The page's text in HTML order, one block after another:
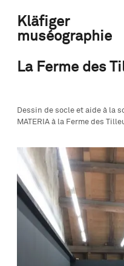
au
contenu
Kläfiger
muséographie
design
La Ferme des
Dessin de socle et aide à la
MATERIA à la Ferme des